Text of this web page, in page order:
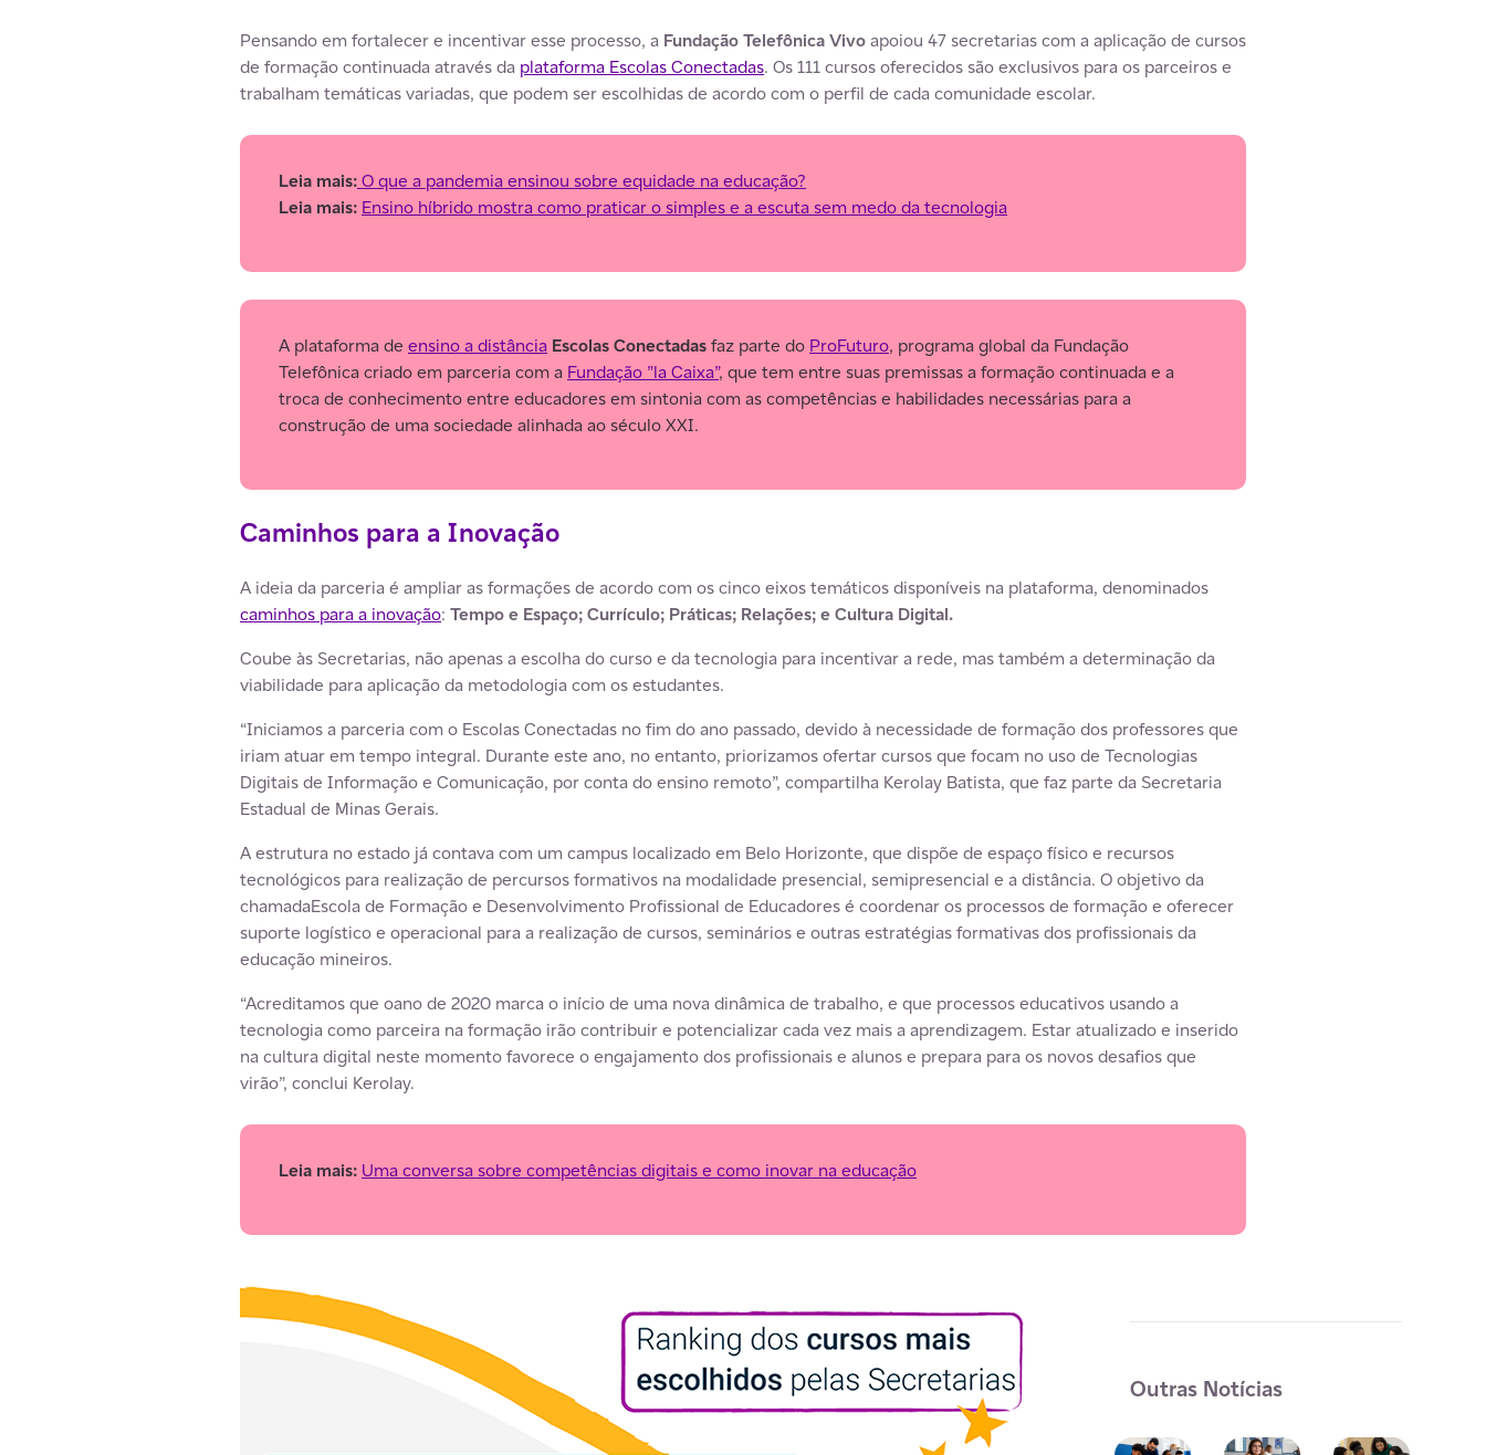
Pensando em fortalecer e incentivar esse processo, a Fundação Telefônica Vivoapoiou 47 secretarias com a aplicação de cursos
de formação continuada através da plataforma Escolas Conectadas. Os 111 cursos oferecidos são exclusivos para os parceiros e
trabalham temáticas variadas, que podem ser escolhidas de acordo com o perfil de cada comunidade escolar.
Leia mais:O que a pandemia ensinou sobre equidade na educação?
Leia mais: Ensino híbrido mostra como praticar o simples e a escuta sem medo da tecnologia
A plataforma de ensino a distância Escolas Conectadasfaz parte do ProFuturo, programa global da Fundação
Telefônica criado em parceria com a Fundação ”la Caixa”, que tem entre suas premissas a formação continuada e a
troca de conhecimento entre educadores em sintonia com as competências e habilidades necessárias para a
construção de uma sociedade alinhada ao século XXI.
Caminhos para a Inovação
A ideia da parceria é ampliar as formações de acordo com os cinco eixos temáticos disponíveis na plataforma, denominados
caminhos para a inovação: Tempo e Espaço; Currículo; Práticas; Relações; e Cultura Digital.
Coube às Secretarias, não apenas a escolha do curso e da tecnologia para incentivar a rede, mas também a determinação da
viabilidade para aplicação da metodologia com os estudantes.
“Iniciamos a parceria com o Escolas Conectadas no fim do ano passado, devido à necessidade de formação dos professores que
iriam atuar em tempo integral. Durante este ano, no entanto, priorizamos ofertar cursos que focam no uso de Tecnologias
Digitais de Informação e Comunicação, por conta do ensino remoto”, compartilha Kerolay Batista, que faz parte da Secretaria
Estadual de Minas Gerais.
A estrutura no estado já contava com um campus localizado em Belo Horizonte, que dispõe de espaço físico e recursos
tecnológicos para realização de percursos formativos na modalidade presencial, semipresencial e a distância. O objetivo da
chamadaEscola de Formação e Desenvolvimento Profissional de Educadores é coordenar os processos de formação e oferecer
suporte logístico e operacional para a realização de cursos, seminários e outras estratégias formativas dos profissionais da
educação mineiros.
“Acreditamos que oano de 2020 marca o início de uma nova dinâmica de trabalho, e que processos educativos usando a
tecnologia como parceira na formação irão contribuir e potencializar cada vez mais a aprendizagem. Estar atualizado e inserido
na cultura digital neste momento favorece o engajamento dos profissionais e alunos e prepara para os novos desafios que
virão”, conclui Kerolay.
Leia mais: Uma conversa sobre competências digitais e como inovar na educação
Outras Notícias